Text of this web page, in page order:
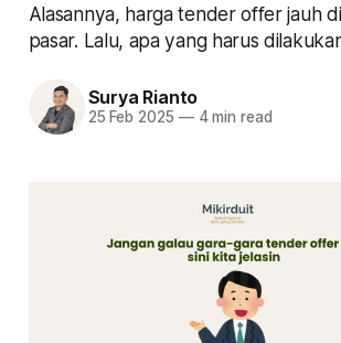
Alasannya, harga tender offer jauh
pasar. Lalu, apa yang harus
Surya Rianto
25 Feb 2025 —4 min read